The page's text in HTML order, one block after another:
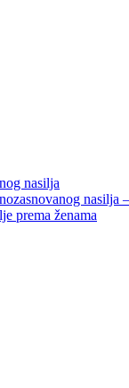
nasilja
nasilja
prema ženama